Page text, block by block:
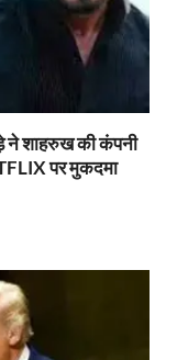
शाहरुख की कंपनी
पर मुकदमा